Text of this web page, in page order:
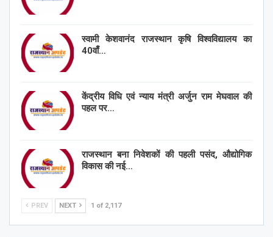
स्वामी केशवानंद राजस्थान कृषि विश्वविद्यालय का
40वाँ…
केंद्रीय विधि एवं न्याय मंत्री अर्जुन राम मेघवाल की
पहल पर…
राजस्थान बना निवेशकों की पहली पसंद, औद्योगिक
विकास की नई…
PREV NEXT 1 of 2,117